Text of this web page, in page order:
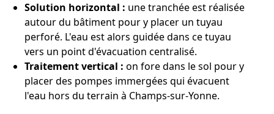
Solution horizontal : une tranchée est réalisée
autour du bâtiment pour y placer un tuyau
perforé. L'eau est alors guidée dans ce tuyau
vers un point d'évacuation centralisé.
Traitement vertical : on fore dans le sol pour y
placer des pompes immergées qui évacuent
l'eau hors du terrain à Champs-sur-Yonne.